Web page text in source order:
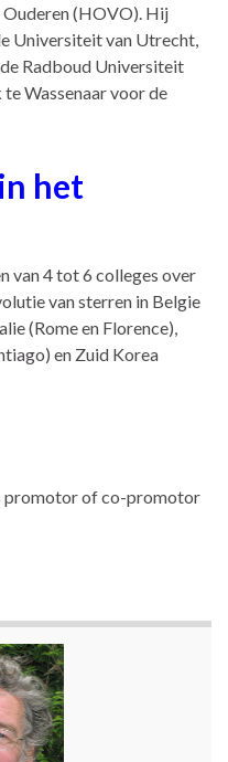
(HOVO). Hij
Universiteit van Utrecht,
Radboud Universiteit
Wassenaar voor de
het
van 4 tot 6 colleges over
van sterren in Belgie
(Rome en Florence),
en Zuid Korea
promotor of co-promotor